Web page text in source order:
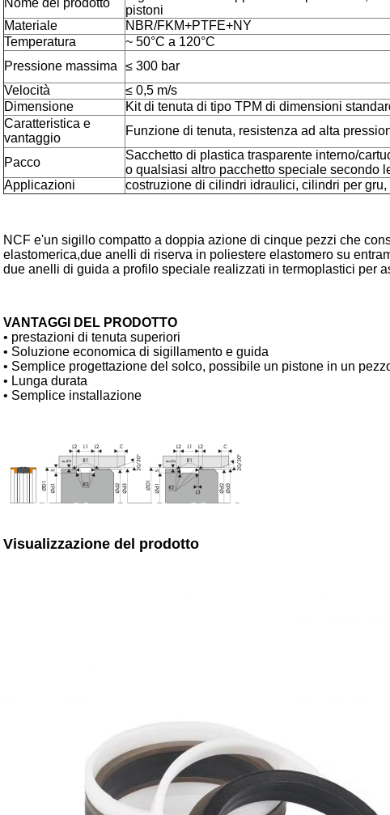
Nome del prodotto
pistoni
Materiale
NBR/FKM+PTFE+NY
Temperatura
~ 50°C a 120°C
Pressione massima
≤ 300 bar
Velocità
≤ 0,5 m/s
Dimensione
Kit di tenuta di tipo TPM di dimensioni
Caratteristica e
vantaggio
Funzione di tenuta, resistenza ad alta
Pacco
Sacchetto di plastica trasparente interno/
o qualsiasi altro pacchetto speciale secondo
Applicazioni
costruzione di cilindri idraulici, cilindri per
NCF e'un sigillo compatto a doppia azione di cinque pezzi che
elastomerica,due anelli di riserva in poliestere elastomero su
due anelli di guida a profilo speciale realizzati in termoplastici per
VANTAGGI DEL PRODOTTO
• prestazioni di tenuta superiori
• Soluzione economica di sigillamento e guida
• Semplice progettazione del solco, possibile un pistone in un
• Lunga durata
• Semplice installazione
Visualizzazione del prodotto